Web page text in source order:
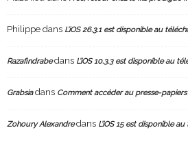
Philippe dans L’iOS 26.3.1 est disponible au
Razafindrabedans L’iOS 10.3.3 est disponible au
Grabsiadans Comment accéder au presse-
Zohoury Alexandredans L’iOS 15 est disponible